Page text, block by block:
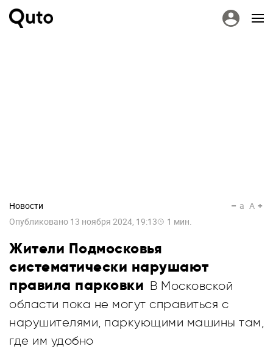
Новости
Опубликовано 13 ноября 2024, 19:13 1 мин.
a A
Жители Подмосковья
систематически нарушают
правила парковки В Московской
области пока не могут справиться с
нарушителями, паркующими машины там,
где им удобно